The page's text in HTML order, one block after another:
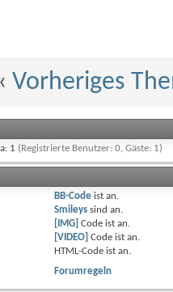
Vorheriges
1 (Registrierte Benutzer: 0, Gäste: 1)
BB-Codeist an.
Smileyssind an.
[IMG] Code ist an.
[VIDEO] Code ist an.
HTML-Code ist an.
Forumregeln